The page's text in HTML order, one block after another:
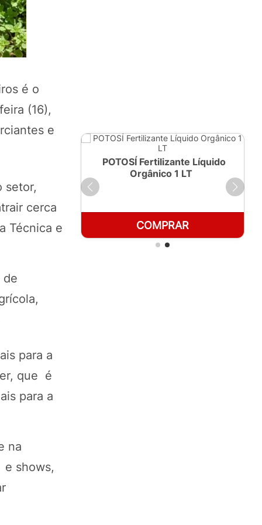
é o
(16),
e
setor,
cerca
Técnica e
de
para a
que é
para a
na
e shows,
POTOSÍ Fertilizante Líquido
Orgânico 1 LT
COMPRAR